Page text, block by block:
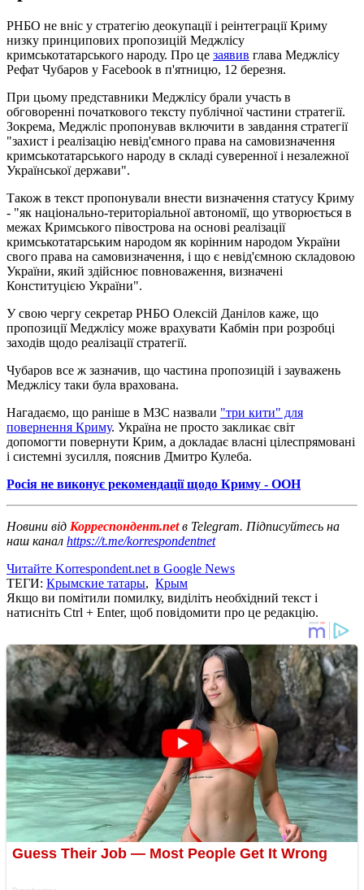
РНБО не вніс у стратегію деокупації і реінтеграції Криму
низку принципових пропозицій Меджлісу
кримськотатарського народу. Про це заявив глава Меджлісу
Рефат Чубаров у Facebook в п'ятницю, 12 березня.
При цьому представники Меджлісу брали участь в
обговоренні початкового тексту публічної частини стратегії.
Зокрема, Меджліс пропонував включити в завдання стратегії
"захист і реалізацію невід'ємного права на самовизначення
кримськотатарського народу в складі суверенної і незалежної
Української держави".
Також в текст пропонували внести визначення статусу Криму
- "як національно-територіальної автономії, що утворюється в
межах Кримського півострова на основі реалізації
кримськотатарським народом як корінним народом України
свого права на самовизначення, і що є невід'ємною складовою
України, який здійснює повноваження, визначені
Конституцією України".
У свою чергу секретар РНБО Олексій Данілов каже, що
пропозиції Меджлісу може врахувати Кабмін при розробці
заходів щодо реалізації стратегії.
Чубаров все ж зазначив, що частина пропозицій і зауважень
Меджлісу таки була врахована.
Нагадаємо, що раніше в МЗС назвали "три кити" для
повернення Криму. Україна не просто закликає світ
допомогти повернути Крим, а докладає власні цілеспрямовані
і системні зусилля, пояснив Дмитро Кулеба.
Росія не виконує рекомендації щодо Криму - ООН
Новини від Корреспондент.netв Telegram. Підписуйтесь на
наш канал https://t.me/korrespondentnet
Читайте Korrespondent.net в Google News
ТЕГИ: Крымские татары, Крым
Якщо ви помітили помилку, виділіть необхідний текст і
натисніть Ctrl + Enter, щоб повідомити про це редакцію.